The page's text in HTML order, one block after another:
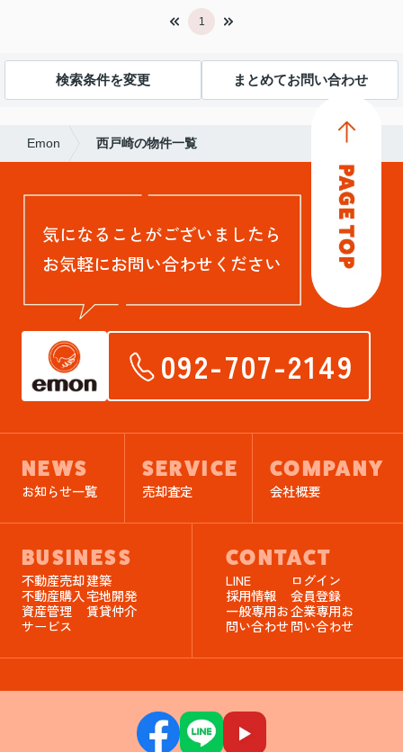
1
検索条件を変更 まとめてお問い合わせ
Emon 西戸崎の物件一覧
気になることがございましたら
お気軽にお問い合わせください
092-707-2149
NEWS
お知らせ一覧
SERVICE
売却査定
COMPANY
会社概要
BUSINESS
不動産売却建築
不動産購入宅地開発
資産管理
サービス
賃貸仲介
CONTACT
LINE
ログイン
採用情報
会員登録
一般専用お
問い合わせ
企業専用お
問い合わせ